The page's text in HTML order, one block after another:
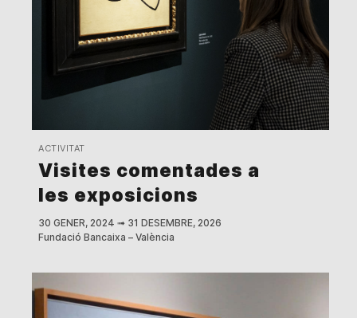
ACTIVITAT
Visites comentades a
les exposicions
30 GENER, 2024 ➟ 31 DESEMBRE, 2026
Fundació Bancaixa – València